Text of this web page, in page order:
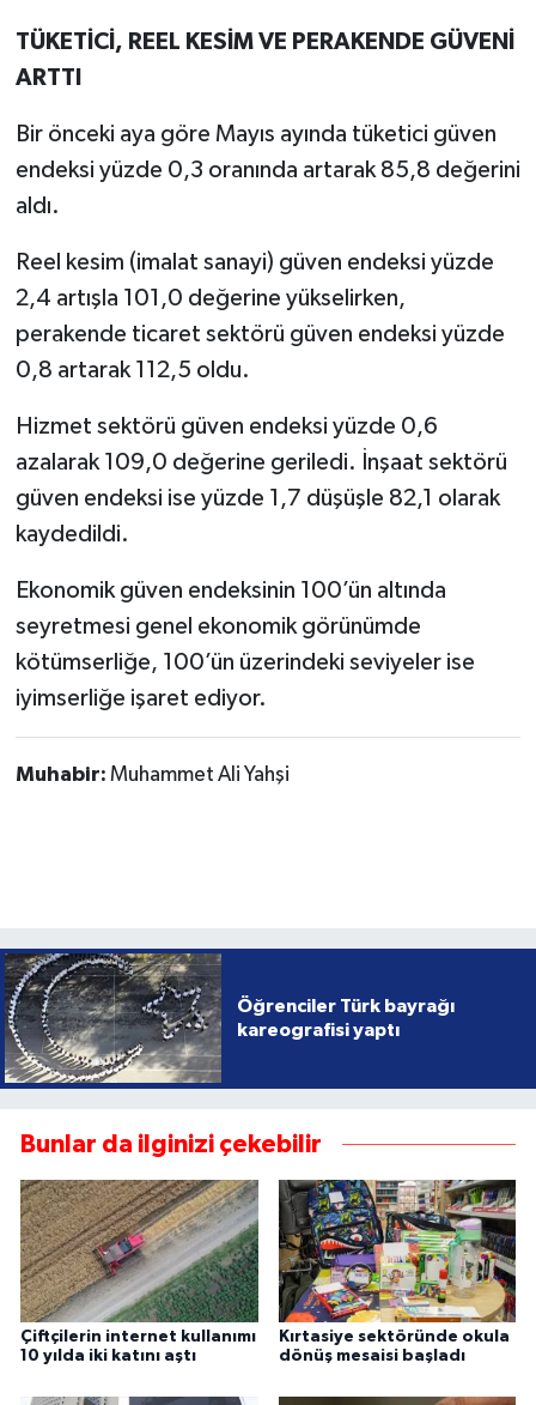
TÜKETİCİ, REEL KESİM VE PERAKENDE GÜVENİ
ARTTI
Bir önceki aya göre Mayıs ayında tüketici güven
endeksi yüzde 0,3 oranında artarak 85,8 değerini
aldı.
Reel kesim (imalat sanayi) güven endeksi yüzde
2,4 artışla 101,0 değerine yükselirken,
perakende ticaret sektörü güven endeksi yüzde
0,8 artarak 112,5 oldu.
Hizmet sektörü güven endeksi yüzde 0,6
azalarak 109,0 değerine geriledi. İnşaat sektörü
güven endeksi ise yüzde 1,7 düşüşle 82,1 olarak
kaydedildi.
Ekonomik güven endeksinin 100’ün altında
seyretmesi genel ekonomik görünümde
kötümserliğe, 100’ün üzerindeki seviyeler ise
iyimserliğe işaret ediyor.
Muhabir: Muhammet Ali Yahşi
Öğrenciler Türk bayrağı
kareografisi yaptı
Bunlar da ilginizi çekebilir
Çiftçilerin internet kullanımı
10 yılda iki katını aştı
Kırtasiye sektöründe okula
dönüş mesaisi başladı